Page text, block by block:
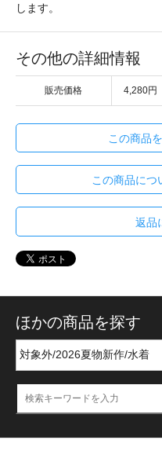
します。
その他の詳細情報
販売価格 4,280円
この商品
この商品につ
返品
ほかの商品を探す